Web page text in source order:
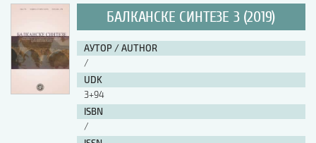
ISSN
COBISS.SR-ID
БАЛКАНСКЕ СИНТЕЗЕ 3 (2019)
АУТОР / AUTHOR
/
UDK
3+94
ISBN
/